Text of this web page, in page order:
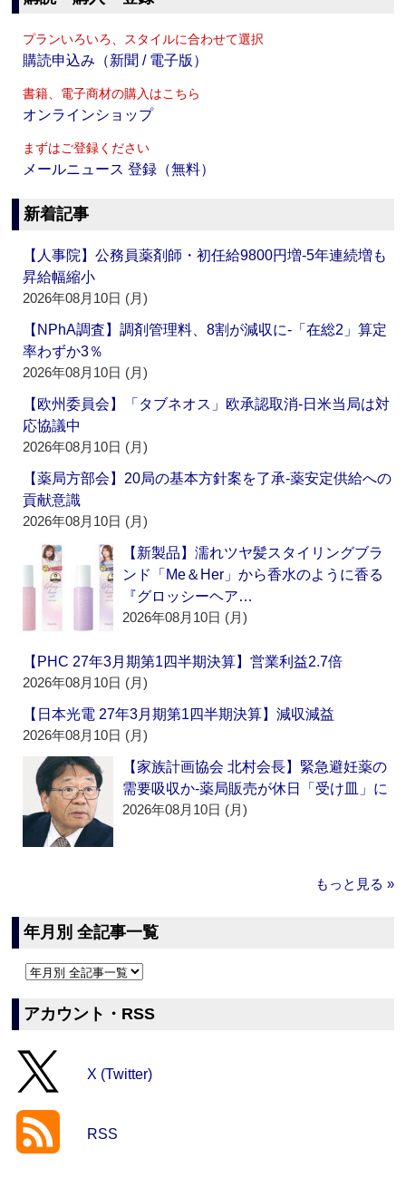
プランいろいろ、スタイルに合わせて選択
購読申込み（新聞 / 電子版）
書籍、電子商材の購入はこちら
オンラインショップ
まずはご登録ください
メールニュース 登録（無料）
新着記事
【人事院】公務員薬剤師・初任給9800円増‐5年連続増も
昇給幅縮小
2026年08月10日 (月)
【NPhA調査】調剤管理料、8割が減収に‐「在総2」算定
率わずか3％
2026年08月10日 (月)
【欧州委員会】「タブネオス」欧承認取消‐日米当局は対
応協議中
2026年08月10日 (月)
【薬局方部会】20局の基本方針案を了承‐薬安定供給への
貢献意識
2026年08月10日 (月)
【新製品】濡れツヤ髪スタイリングブラ
ンド「Me＆Her」から香水のように香る
『グロッシーヘア…
2026年08月10日 (月)
【PHC 27年3月期第1四半期決算】営業利益2.7倍
2026年08月10日 (月)
【日本光電 27年3月期第1四半期決算】減収減益
2026年08月10日 (月)
【家族計画協会 北村会長】緊急避妊薬の
需要吸収か‐薬局販売が休日「受け皿」に
2026年08月10日 (月)
もっと見る »
年月別 全記事一覧
アカウント・RSS
X (Twitter)
RSS